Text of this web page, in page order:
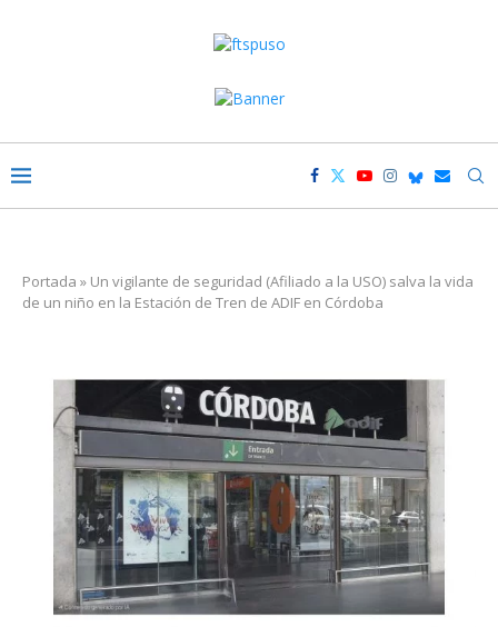
Portada » Un vigilante de seguridad (Afiliado a la USO) salva la vida
de un niño en la Estación de Tren de ADIF en Córdoba